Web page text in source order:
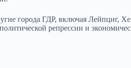
города ГДР, включая Лейпциг,
репрессии и